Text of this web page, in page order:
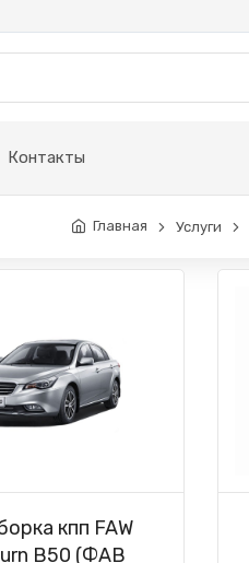
Контакты
Главная Услуги
кпп FAW
B50 (ФАВ